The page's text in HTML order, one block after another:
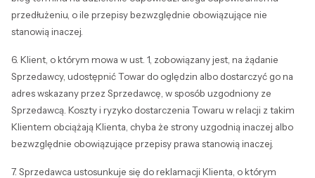
przedłużeniu, o ile przepisy bezwzględnie obowiązujące nie
stanowią inaczej.
6. Klient, o którym mowa w ust. 1, zobowiązany jest, na żądanie
Sprzedawcy, udostępnić Towar do oględzin albo dostarczyć go na
adres wskazany przez Sprzedawcę, w sposób uzgodniony ze
Sprzedawcą. Koszty i ryzyko dostarczenia Towaru w relacji z takim
Klientem obciążają Klienta, chyba że strony uzgodnią inaczej albo
bezwzględnie obowiązujące przepisy prawa stanowią inaczej.
7. Sprzedawca ustosunkuje się do reklamacji Klienta, o którym